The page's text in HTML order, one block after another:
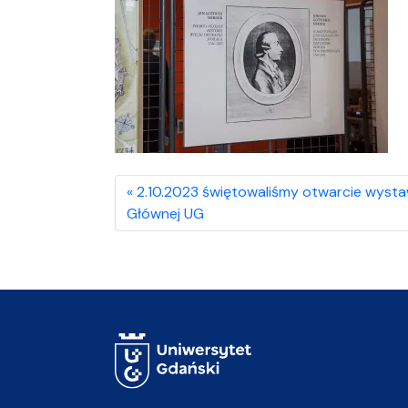
2.10.2023 świętowaliśmy otwarcie
Głównej UG